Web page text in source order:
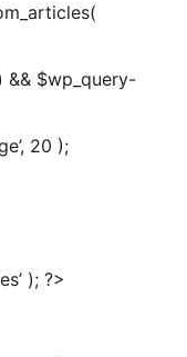
&& $wp_query-
20 );
); ?>